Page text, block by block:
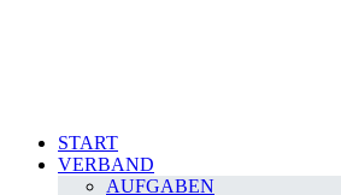
START
VERBAND
AUFGABEN